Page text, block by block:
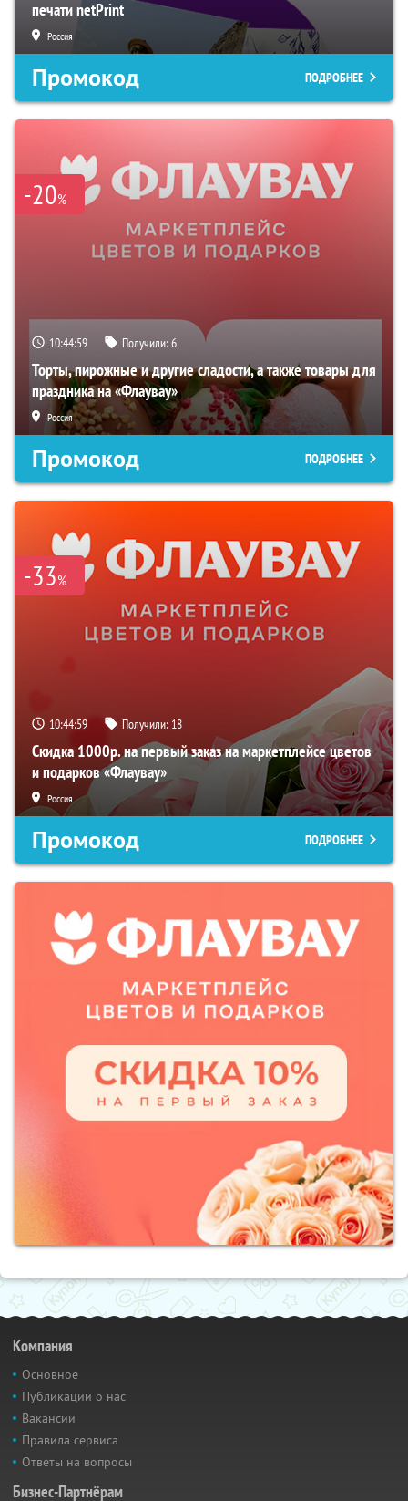
печати netPrint
Россия
Промокод ПОДРОБНЕЕ
-20%
10:44:58 Получили:6
Торты, пирожные и другие сладости, а также товары для
праздника на «Флаувау»
Россия
Промокод ПОДРОБНЕЕ
-33%
10:44:58 Получили: 18
Скидка 1000р. на первый заказ на маркетплейсе цветов
и подарков «Флаувау»
Россия
Промокод ПОДРОБНЕЕ
Компания
Основное
Публикации о нас
Вакансии
Правила сервиса
Ответы на вопросы
Бизнес-Партнёрам